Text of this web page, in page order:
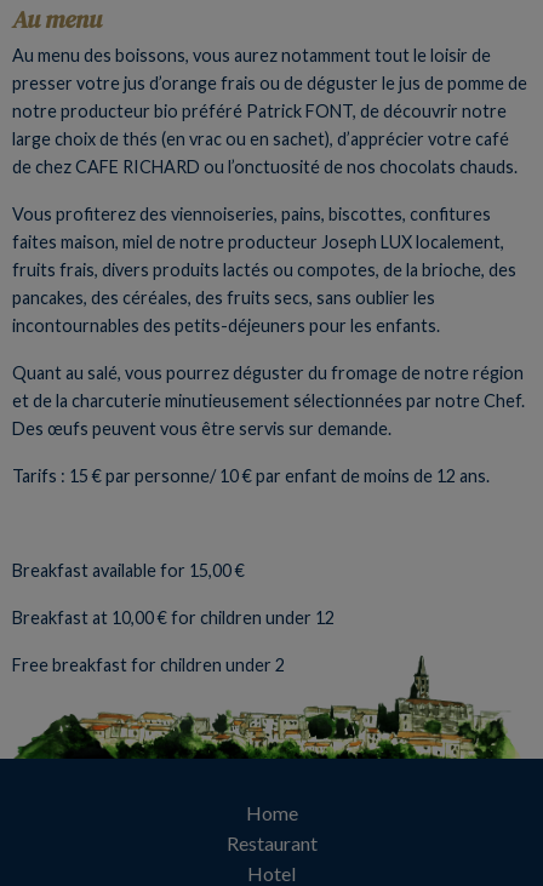
Au menu
Au menu des boissons, vous aurez notamment tout le loisir de
presser votre jus d’orange frais ou de déguster le jus de pomme de
notre producteur bio préféré Patrick FONT, de découvrir notre
large choix de thés (en vrac ou en sachet), d’apprécier votre café
de chez CAFE RICHARD ou l’onctuosité de nos chocolats chauds.
Vous profiterez des viennoiseries, pains, biscottes, confitures
faites maison, miel de notre producteur Joseph LUX localement,
fruits frais, divers produits lactés ou compotes, de la brioche, des
pancakes, des céréales, des fruits secs, sans oublier les
incontournables des petits-déjeuners pour les enfants.
Quant au salé, vous pourrez déguster du fromage de notre région
et de la charcuterie minutieusement sélectionnées par notre Chef.
Des œufs peuvent vous être servis sur demande.
Tarifs : 15 € par personne/ 10 € par enfant de moins de 12 ans.
Breakfast available for 15,00 €
Breakfast at 10,00 € for children under 12
Free breakfast for children under 2
Home
Restaurant
Hotel